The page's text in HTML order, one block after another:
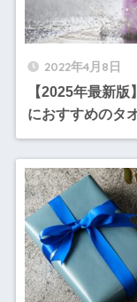
2022年4月8日
【2025年最新
におすすめのタ